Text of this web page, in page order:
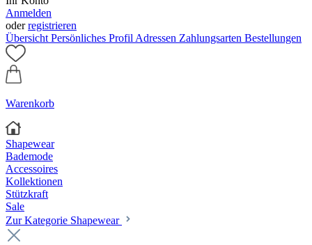
Anmelden
oderregistrieren
Übersicht Persönliches Profil Adressen Zahlungsarten Bestellungen
Warenkorb
Shapewear
Bademode
Accessoires
Kollektionen
Stützkraft
Sale
Zur Kategorie Shapewear